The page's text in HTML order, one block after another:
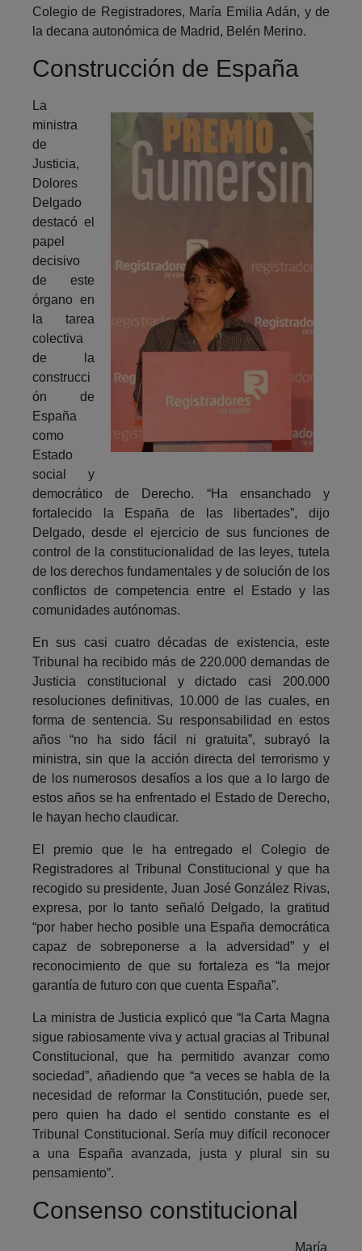
Colegio de Registradores, María Emilia Adán, y de
la decana autonómica de Madrid, Belén Merino.
Construcción de España
La
ministra
de
Justicia,
Dolores
Delgado
destacó el
papel
decisivo
de este
órgano en
la tarea
colectiva
de la
construcci
ón de
España
como
Estado
social y
democrático de Derecho. “Ha ensanchado y
fortalecido la España de las libertades”, dijo
Delgado, desde el ejercicio de sus funciones de
control de la constitucionalidad de las leyes, tutela
de los derechos fundamentales y de solución de los
conflictos de competencia entre el Estado y las
comunidades autónomas.
En sus casi cuatro décadas de existencia, este
Tribunal ha recibido más de 220.000 demandas de
Justicia constitucional y dictado casi 200.000
resoluciones definitivas, 10.000 de las cuales, en
forma de sentencia. Su responsabilidad en estos
años “no ha sido fácil ni gratuita”, subrayó la
ministra, sin que la acción directa del terrorismo y
de los numerosos desafíos a los que a lo largo de
estos años se ha enfrentado el Estado de Derecho,
le hayan hecho claudicar.
El premio que le ha entregado el Colegio de
Registradores al Tribunal Constitucional y que ha
recogido su presidente, Juan José González Rivas,
expresa, por lo tanto señaló Delgado, la gratitud
“por haber hecho posible una España democrática
capaz de sobreponerse a la adversidad” y el
reconocimiento de que su fortaleza es “la mejor
garantía de futuro con que cuenta España”.
La ministra de Justicia explicó que “la Carta Magna
sigue rabiosamente viva y actual gracias al Tribunal
Constitucional, que ha permitido avanzar como
sociedad”, añadiendo que “a veces se habla de la
necesidad de reformar la Constitución, puede ser,
pero quien ha dado el sentido constante es el
Tribunal Constitucional. Sería muy difícil reconocer
a una España avanzada, justa y plural sin su
pensamiento”.
Consenso constitucional
María